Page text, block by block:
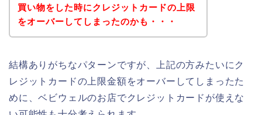
買い物をした時にクレジットカードの上限
をオーバーしてしまったのかも・・・
結構ありがちなパターンですが、上記の方みたいにク
レジットカードの上限金額をオーバーしてしまったた
めに、ベビウェルのお店でクレジットカードが使えな